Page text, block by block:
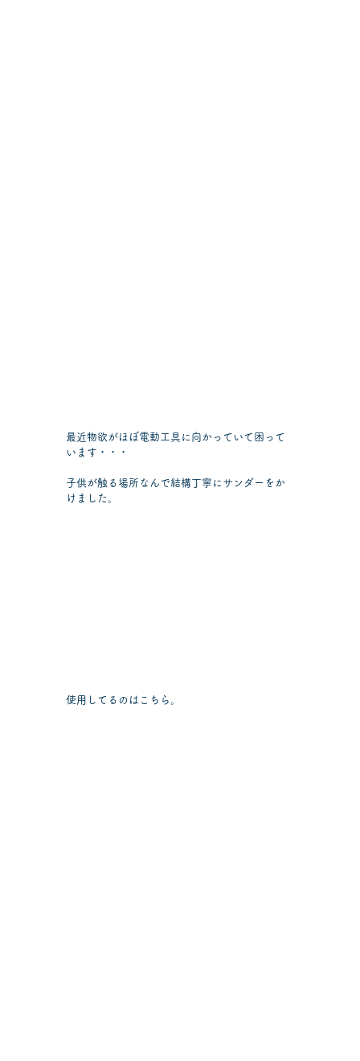
最近物欲がほぼ電動工具に向かっていて困って
います・・・
子供が触る場所なんで結構丁寧にサンダーをか
けました。
使用してるのはこちら。